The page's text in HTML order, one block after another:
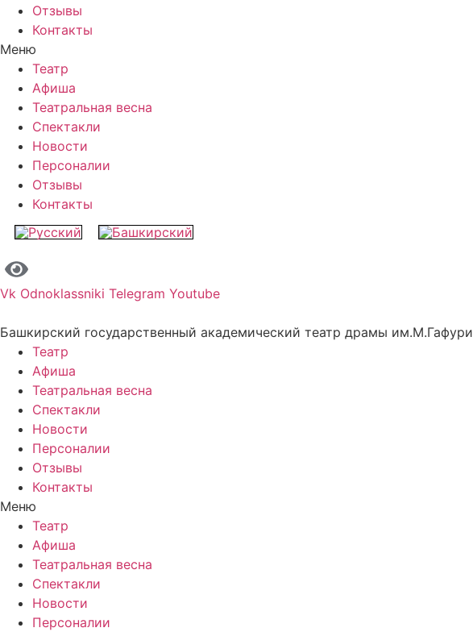
Отзывы
Контакты
Меню
Театр
Афиша
Театральная весна
Спектакли
Новости
Персоналии
Отзывы
Контакты
Vk Odnoklassniki Telegram Youtube
Башкирский государственный академический театр драмы им.М.Гафури
Театр
Афиша
Театральная весна
Спектакли
Новости
Персоналии
Отзывы
Контакты
Меню
Театр
Афиша
Театральная весна
Спектакли
Новости
Персоналии